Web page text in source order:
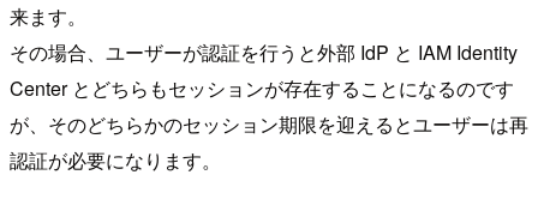
来ます。
その場合、ユーザーが認証を行うと外部 IdP と IAM Identity
Center とどちらもセッションが存在することになるのです
が、そのどちらかのセッション期限を迎えるとユーザーは再
認証が必要になります。